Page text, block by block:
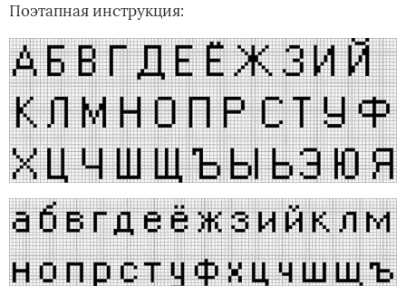
Поэтапная инструкция: